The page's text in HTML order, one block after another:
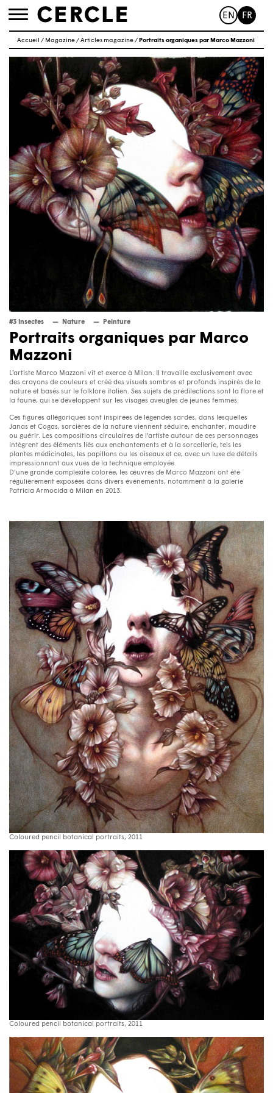
Toggle
EN FR
Accueil / Magazine/Articles magazine/ Portraits organiques par Marco Mazzoni
#3 Insectes Nature Peinture
Portraits organiques par Marco
Mazzoni
L’artiste Marco Mazzoni vit et exerce à Milan. Il travaille exclusivement avec
des crayons de couleurs et créé des visuels sombres et profonds inspirés de la
nature et basés sur le folklore italien. Ses sujets de prédilections sont la flore et
la faune, qui se développent sur les visages aveugles de jeunes femmes.
Ces figures allégoriques sont inspirées de légendes sardes, dans lesquelles
Janas et Cogas, sorcières de la nature viennent séduire, enchanter, maudire
ou guérir. Les compositions circulaires de l’artiste autour de ces personnages
intègrent des éléments liés aux enchantements et à la sorcellerie, tels les
plantes médicinales, les papillons ou les oiseaux et ce, avec un luxe de détails
impressionnant aux vues de la technique employée.
D’une grande complexité colorée, les œuvres de Marco Mazzoni ont été
régulièrement exposées dans divers événements, notamment à la galerie
Patricia Armocida à Milan en 2013.
Coloured pencil botanical portraits, 2011
Coloured pencil botanical portraits, 2011